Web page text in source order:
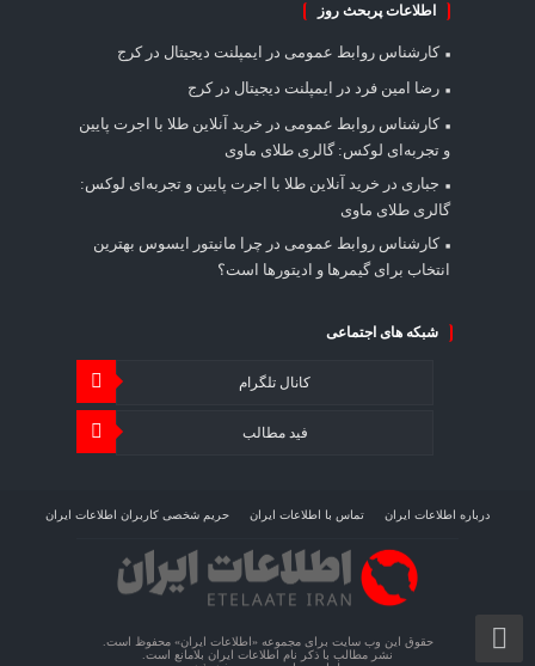
اطلاعات پربحث روز
کارشناس روابط عمومی در
ایمپلنت دیجیتال در کرج
رضا امین فرد در
ایمپلنت دیجیتال در کرج
کارشناس روابط عمومی در خرید آنلاین طلا با اجرت پایین
و تجربه‌ای لوکس: گالری طلای ماوی
جباری در خرید آنلاین طلا با اجرت پایین و تجربه‌ای لوکس:
گالری طلای ماوی
کارشناس روابط عمومی در چرا مانیتور ایسوس بهترین
انتخاب برای گیمرها و ادیتورها است؟
شبکه های اجتماعی
کانال تلگرام
فید مطالب
درباره اطلاعات ایران تماس با اطلاعات ایران حریم شخصی کاربران اطلاعات ایران
شرایط بازنشر محتوا در اطلاعات ایران تبلیغات در اطلاعات ایران تحلیل اطلاعات سرمایه
حقوق این وب سایت برای مجموعه «اطلاعات‌ ایران» محفوظ است.
نشر مطالب با ذکر نام اطلاعات‌ ایران بلامانع است.